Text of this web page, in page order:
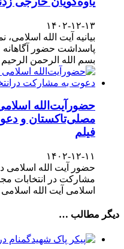
۱۴۰۲-۱۲-۱۳
بیانیه آیت الله
بسم الله الرحمن
حضورآیت‌الله
مصلی‌تاکستان و
فیلم
۱۴۰۲-۱۲-۱۱
حضور آیت الله اسلامی
مشارکت در انتخابات
اسلامی آیت الله
دیگر مطالب …